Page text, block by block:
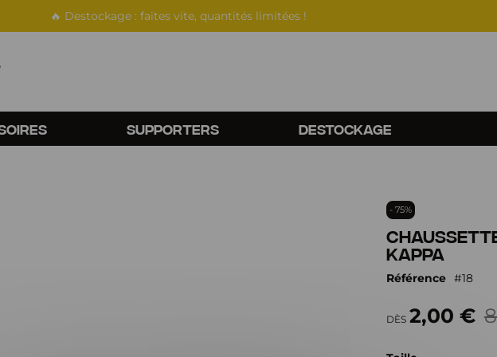
🔥 Destockage : faites vite, quantités limitées !
SUPPORTERS DESTOCKAGE
- 75%
Kappa
Référence 18
DÈS 2,00 €